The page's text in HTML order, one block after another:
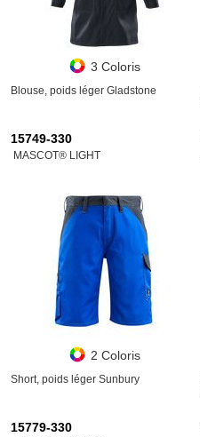
3 Coloris
Blouse, poids léger Gladstone
15749-330
MASCOT® LIGHT
2 Coloris
Short, poids léger Sunbury
15779-330